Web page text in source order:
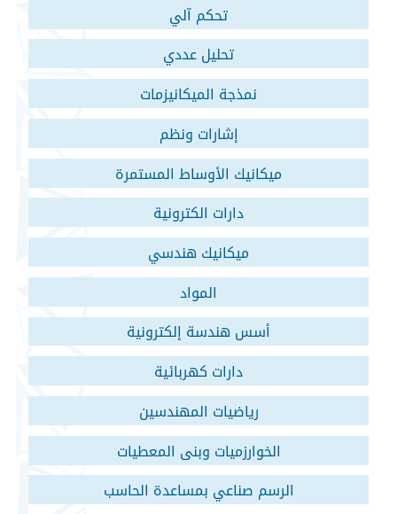
تحكم آلي
تحليل عددي
نمذجة الميكانيزمات
إشارات ونظم
ميكانيك الأوساط المستمرة
دارات الكترونية
ميكانيك هندسي
المواد
أسس هندسة إلكترونية
دارات كهربائية
رياضيات المهندسين
الخوارزميات وبنى المعطيات
الرسم صناعي بمساعدة الحاسب